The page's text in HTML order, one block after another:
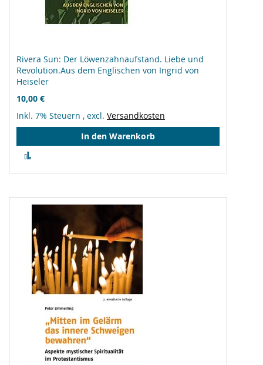
Rivera Sun: Der Löwenzahnaufstand. Liebe und
Revolution.Aus dem Englischen von Ingrid von
Heiseler
10,00 €
Inkl. 7% Steuern , excl. Versandkosten
In den Warenkorb
hinzufügen